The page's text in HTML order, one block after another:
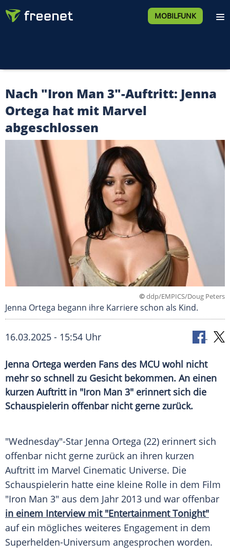
MOBILFUNK
Nach "Iron Man 3"-Auftritt: Jenna
Ortega hat mit Marvel
abgeschlossen
©ddp/EMPICS/Doug Peters
Jenna Ortega begann ihre Karriere schon als Kind.
16.03.2025 - 15:54 Uhr
Jenna Ortega werden Fans des MCU wohl nicht
mehr so schnell zu Gesicht bekommen. An einen
kurzen Auftritt in "Iron Man 3" erinnert sich die
Schauspielerin offenbar nicht gerne zurück.
"Wednesday"-Star Jenna Ortega (22) erinnert sich
offenbar nicht gerne zurück an ihren kurzen
Auftritt im Marvel Cinematic Universe. Die
Schauspielerin hatte eine kleine Rolle in dem Film
"Iron Man 3" aus dem Jahr 2013 und war offenbar
in einem Interviewmit "Entertainment Tonight"
auf ein mögliches weiteres Engagement in dem
Superhelden-Universum angesprochen worden.